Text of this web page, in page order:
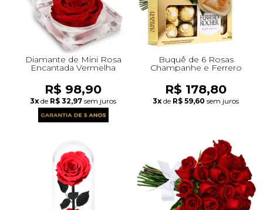
Diamante de Mini Rosa
Encantada Vermelha
R$ 98,90
3x de R$ 32,97 sem juros
Buquê de 6 Rosas
Champanhe e Ferrero
R$ 178,80
3x de R$ 59,60 sem juros